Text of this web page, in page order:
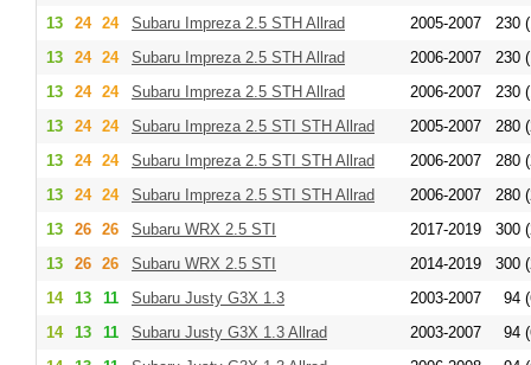
13
24 24 Subaru Impreza 2.5 STH Allrad 2005-2007
230
13
24 24 Subaru Impreza 2.5 STH Allrad 2006-2007
230
13
24 24 Subaru Impreza 2.5 STH Allrad 2006-2007
230
13
24 24 Subaru Impreza 2.5 STI STH Allrad 2005-2007
280
13
24 24 Subaru Impreza 2.5 STI STH Allrad 2006-2007
280
13
24 24 Subaru Impreza 2.5 STI STH Allrad 2006-2007
280
13
26 26 Subaru WRX 2.5 STI 2017-2019
300
13
26 26 Subaru WRX 2.5 STI 2014-2019
300
14
13 11 Subaru Justy G3X 1.3 2003-2007
94
14
13 11 Subaru Justy G3X 1.3 Allrad 2003-2007
94